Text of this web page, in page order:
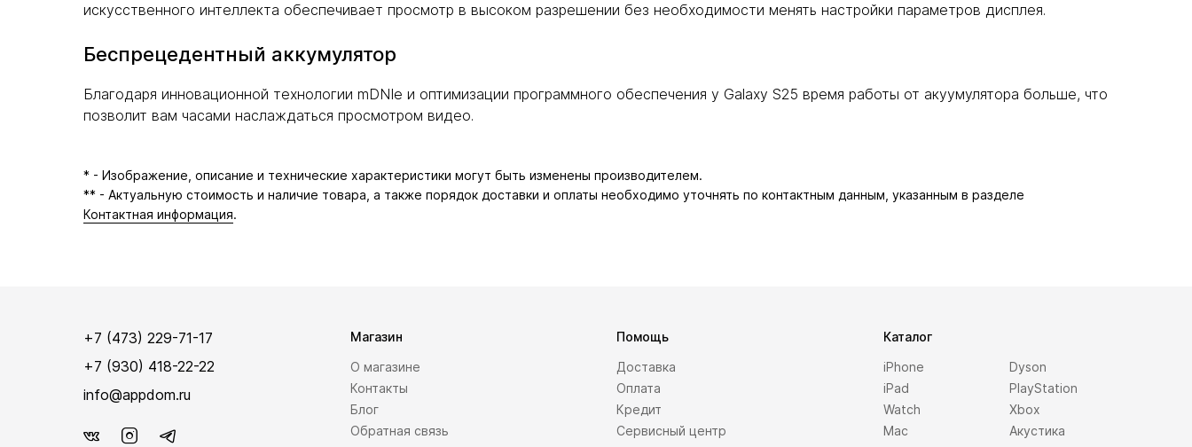
искусственного интеллекта обеспечивает просмотр в высоком разрешении без необходимости менять настройки параметров дисплея.
Беспрецедентный аккумулятор
Благодаря инновационной технологии mDNIe и оптимизации программного обеспечения у Galaxy S25 время работы от акуумулятора больше, что
позволит вам часами наслаждаться просмотром видео.
* - Изображение, описание и технические характеристики могут быть изменены производителем.
** - Актуальную стоимость и наличие товара, а также порядок доставки и оплаты необходимо уточнять по контактным данным, указанным в разделе
Контактная информация.
+7 (473) 229-71-17
+7 (930) 418-22-22
info@appdom.ru
Магазин
О магазине
Контакты
Блог
Обратная связь
Помощь
Доставка
Оплата
Кредит
Сервисный центр
Каталог
iPhone
iPad
Watch
Mac
Dyson
PlayStation
Xbox
Акустика